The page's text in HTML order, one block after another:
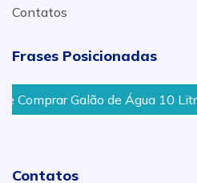
Contatos
Frases Posicionadas
Galão de Água 10 Litros
Contatos